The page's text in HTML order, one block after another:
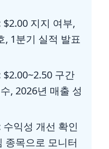
$2.00 지지 여부,
, 1분기 실적 발표
$2.00~2.50 구간
, 2026년 매출 성
수익성 개선 확인
종목으로 모니터